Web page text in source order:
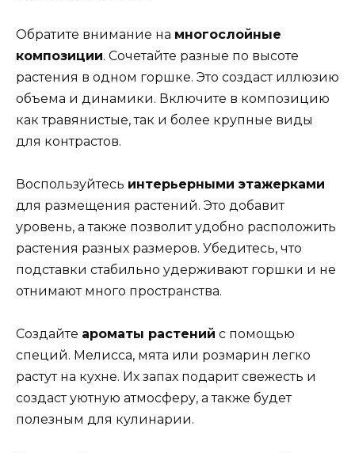
Обратите внимание на многослойные
композиции. Сочетайте разные по высоте
растения в одном горшке. Это создаст иллюзию
объема и динамики. Включите в композицию
как травянистые, так и более крупные виды
для контрастов.
Воспользуйтесь интерьерными этажерками
для размещения растений. Это добавит
уровень, а также позволит удобно расположить
растения разных размеров. Убедитесь, что
подставки стабильно удерживают горшки и не
отнимают много пространства.
Создайте ароматы растений с помощью
специй. Мелисса, мята или розмарин легко
растут на кухне. Их запах подарит свежесть и
создаст уютную атмосферу, а также будет
полезным для кулинарии.